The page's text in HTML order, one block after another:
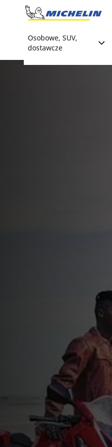
Go to page content
Osobowe, SUV,
dostawcze